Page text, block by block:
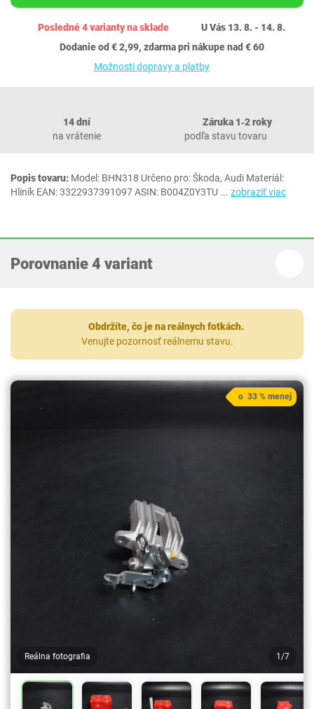
Posledné 4 varianty na sklade
U Vás 13. 8. - 14. 8.
Dodanie od € 2,99, zdarma pri nákupe nad € 60
Možnosti dopravy a platby
14 dní
na vrátenie
Záruka 1‐2 roky
podľa stavu tovaru
Popis tovaru: Model: BHN318 Určeno pro: Škoda, Audi Materiál:
Hliník EAN: 3322937391097 ASIN: B004Z0Y3TU ... zobraziť viac
Porovnanie 4 variant
Obdržíte, čo je na reálnych fotkách.
Venujte pozornosť reálnemu stavu.
Reálna fotografia 1/7
o 33 % menej